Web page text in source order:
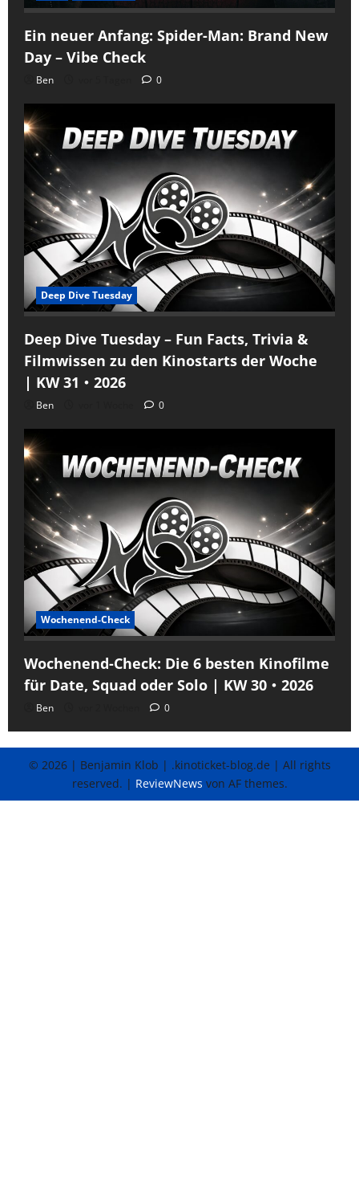
Ein neuer Anfang: Spider-Man: Brand New
Day – Vibe Check
Ben 0
Deep Dive Tuesday
Deep Dive Tuesday – Fun Facts, Trivia &
Filmwissen zu den Kinostarts der Woche
| KW 31・2026
Ben 0
Wochenend-Check
Wochenend-Check: Die 6 besten Kinofilme
für Date, Squad oder Solo | KW 30・2026
Ben 0
© 2026 | Benjamin Klob | .kinoticket-blog.de | All rights
reserved. | ReviewNews von AF themes.